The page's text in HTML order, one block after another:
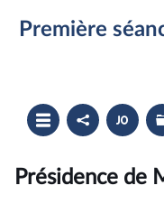
Première
Ouvrir
le
sommaire
Partager
le
compte
Accéder
au
du
compte
Présidence de